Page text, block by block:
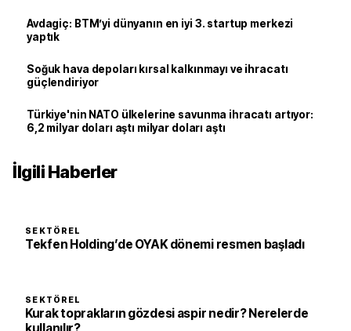
Avdagiç: BTM’yi dünyanın en iyi 3. startup merkezi
yaptık
Soğuk hava depoları kırsal kalkınmayı ve ihracatı
güçlendiriyor
Türkiye'nin NATO ülkelerine savunma ihracatı artıyor:
6,2 milyar doları aştı milyar doları aştı
İlgili Haberler
SEKTÖREL
Tekfen Holding’de OYAK dönemi resmen başladı
SEKTÖREL
Kurak toprakların gözdesi aspir nedir? Nerelerde